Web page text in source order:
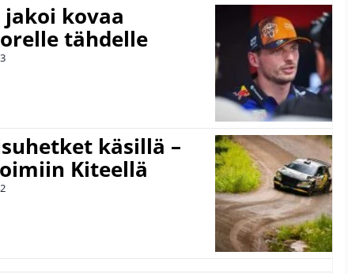
jakoi kovaa
tähdelle
käsillä –
Kiteellä